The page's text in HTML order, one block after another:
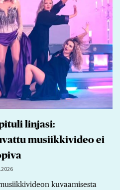
linjasi:
musiikkivideo ei
kuvaamisesta